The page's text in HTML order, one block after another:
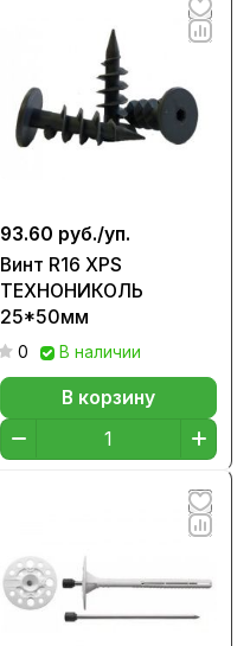
93.60 руб./уп.
Винт R16 XPS
ТЕХНОНИКОЛЬ
25*50мм
0 В наличии
В корзину